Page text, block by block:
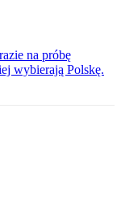
na próbę
wybierają Polskę.